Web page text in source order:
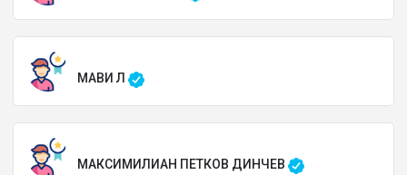
МАВИ Л
МАКСИМИЛИАН ПЕТКОВ ДИНЧЕВ